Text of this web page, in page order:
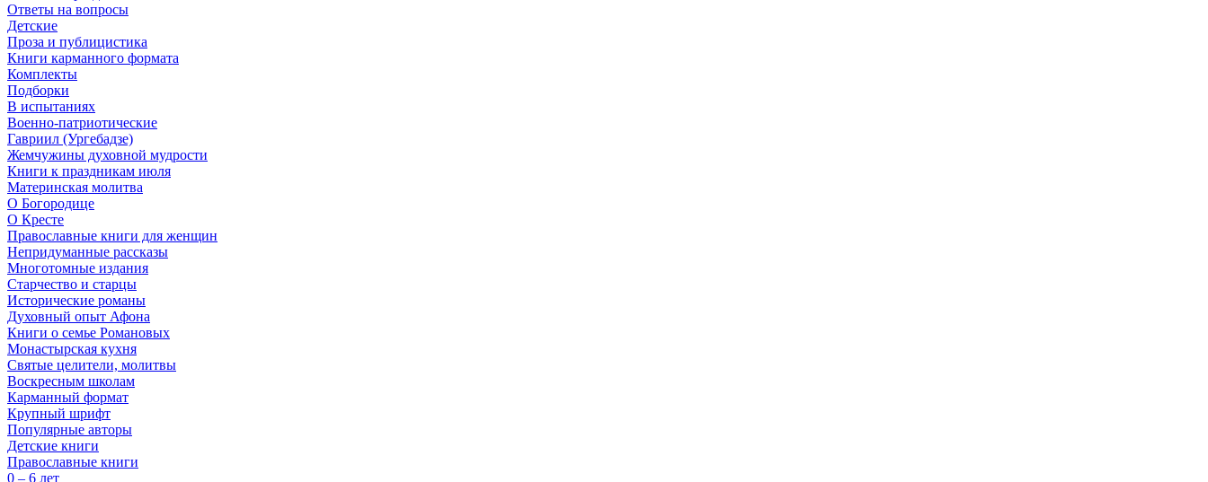
Ответы на вопросы
Детские
Проза и публицистика
Книги карманного формата
Комплекты
Подборки
В испытаниях
Военно-патриотические
Гавриил (Ургебадзе)
Жемчужины духовной мудрости
Книги к праздникам июля
Материнская молитва
О Богородице
О Кресте
Православные книги для женщин
Непридуманные рассказы
Многотомные издания
Старчество и старцы
Исторические романы
Духовный опыт Афона
Книги о семье Романовых
Монастырская кухня
Святые целители, молитвы
Воскресным школам
Карманный формат
Крупный шрифт
Популярные авторы
Детские книги
Православные книги
0 – 6 лет